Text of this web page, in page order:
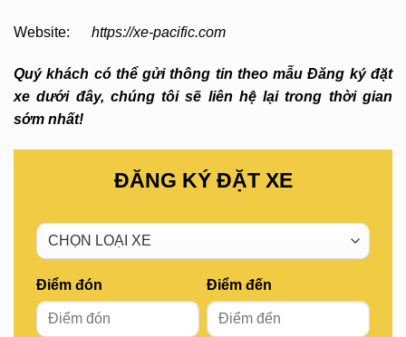
Website: https://xe-pacific.com
Quý khách có thể gửi thông tin theo mẫu Đăng ký đặt
xe dưới đây, chúng tôi sẽ liên hệ lại trong thời gian
sớm nhất!
ĐĂNG KÝ ĐẶT XE
Điểm đón Điểm đến